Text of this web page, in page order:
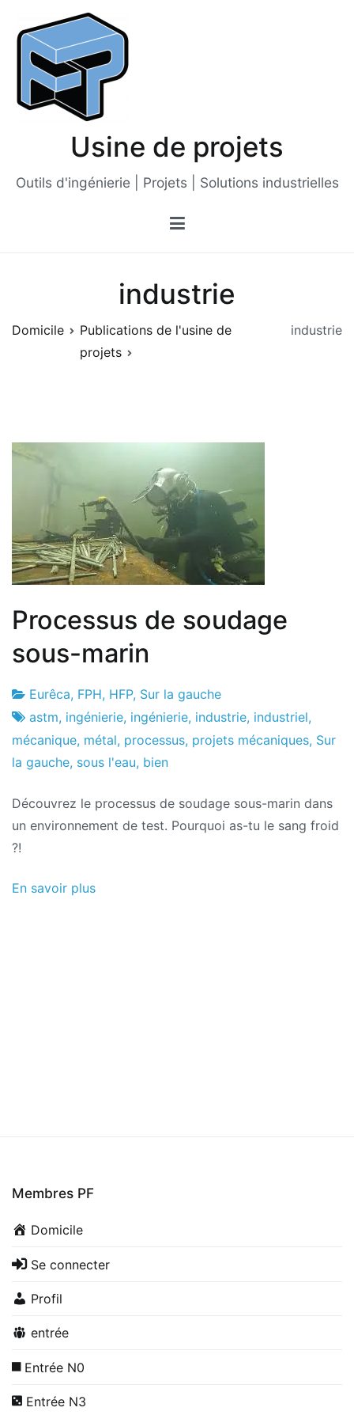
contenu
Usine de projets
Outils d'ingénierie | Projets | Solutions industrielles
industrie
Domicile
Publications de l'usine de
projets
industrie
Processus de soudage
sous-marin
Usine
de
projets
13
le
novembre
Eurêca, FPH, HFP, Sur la gauche
astm, ingénierie, ingénierie, industrie, industriel,
mécanique, métal, processus, projets mécaniques, Sur
la gauche, sous l'eau, bien
Découvrez le processus de soudage sous-marin dans
un environnement de test. Pourquoi as-tu le sang froid
?!
En savoir plus
Membres PF
Domicile
Se connecter
Profil
entrée
Entrée N0
Entrée N3